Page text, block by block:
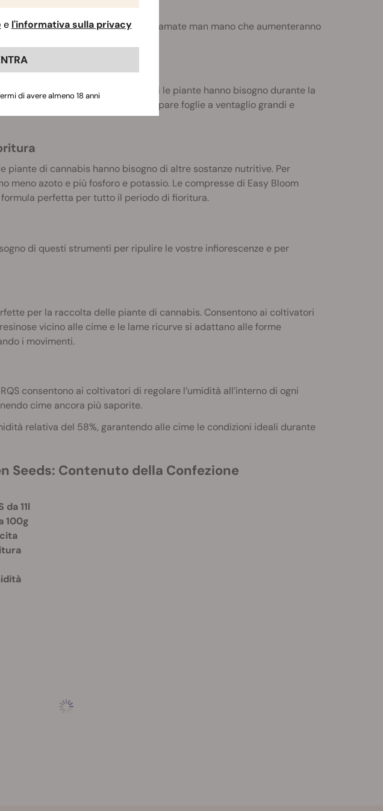
piante diventeranno sempre più affamate man mano che aumenteranno
Crescita forniscono tutto ciò di cui le piante hanno bisogno durante la
azoto consente alle piante di sviluppare foglie a ventaglio grandi e
piante di cannabis hanno bisogno di altre sostanze nutritive. Per
meno azoto e più fosforo e potassio. Le compresse di Easy Bloom
perfetta per tutto il periodo di fioritura.
di questi strumenti per ripulire le vostre infiorescenze e per
per la raccolta delle piante di cannabis. Consentono ai coltivatori
vicino alle cime e le lame ricurve si adattano alle forme
i movimenti.
consentono ai coltivatori di regolare l’umidità all’interno di ogni
cime ancora più saporite.
relativa del 58%, garantendo alle cime le condizioni ideali durante
Seeds: Contenuto della Confezione
11l
100g
e l'informativa sulla privacy
di avere almeno 18 anni